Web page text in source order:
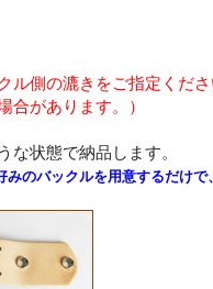
側の漉きをご指定くださ
合があります。）
状態で納品します。
のバックルを用意するだけで、